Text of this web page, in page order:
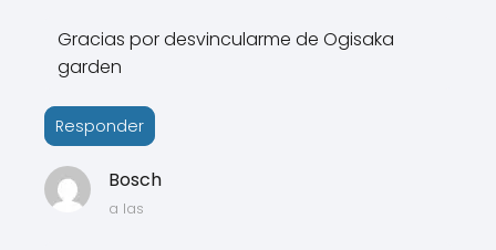
Gracias por desvincularme de Ogisaka
garden
Responder
Bosch
a las